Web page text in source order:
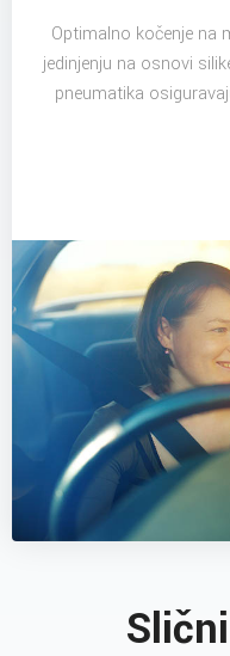
Optimalno kočenje na
jedinjenju na osnovi
pneumatika
Slični